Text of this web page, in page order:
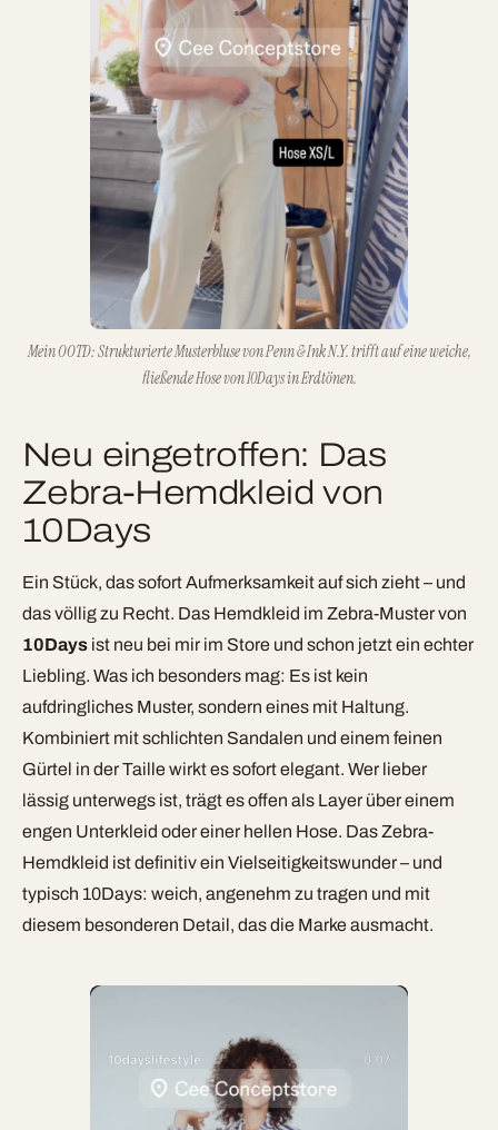
Mein OOTD: Strukturierte Musterbluse von Penn & Ink N.Y. trifft auf eine weiche,
fließende Hose von 10Days in Erdtönen.
Neu eingetroffen: Das
Zebra-Hemdkleid von
10Days
Ein Stück, das sofort Aufmerksamkeit auf sich zieht – und
das völlig zu Recht. Das Hemdkleid im Zebra-Muster von
10Days ist neu bei mir im Store und schon jetzt ein echter
Liebling. Was ich besonders mag: Es ist kein
aufdringliches Muster, sondern eines mit Haltung.
Kombiniert mit schlichten Sandalen und einem feinen
Gürtel in der Taille wirkt es sofort elegant. Wer lieber
lässig unterwegs ist, trägt es offen als Layer über einem
engen Unterkleid oder einer hellen Hose. Das Zebra-
Hemdkleid ist definitiv ein Vielseitigkeitswunder – und
typisch 10Days: weich, angenehm zu tragen und mit
diesem besonderen Detail, das die Marke ausmacht.